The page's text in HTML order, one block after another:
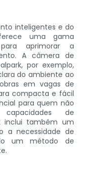
inteligentes e do
uma gama
aprimorar a
A câmera de
por exemplo,
do ambiente ao
em vagas de
compacta e fácil
para quem não
de
inclui também um
a necessidade de
um método de